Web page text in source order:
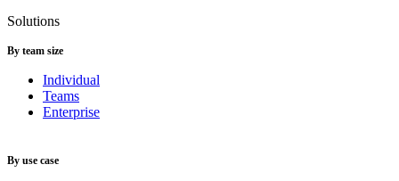
Solutions
By team size
Individual
Teams
Enterprise
By use case